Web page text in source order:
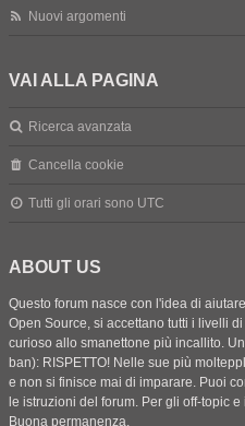
Nuovi argomenti
VAI ALLA PAGINA
Ricerca avanzata
Cancella cookie
Tutti gli orari sono UTC
ABOUT US
Questo forum nasce con l'idea di
Open Source, si accettano tutti i livelli
curioso allo smanettone più incallito.
ban): RISPETTO! Nelle sue più
e non si finisce mai di imparare. Puoi
le istruzioni del forum. Per gli off-topic
Buona permanenza.